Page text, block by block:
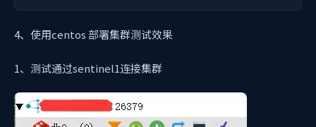
4、使用centos 部署集群测试效果
1、测试通过sentinel1连接集群